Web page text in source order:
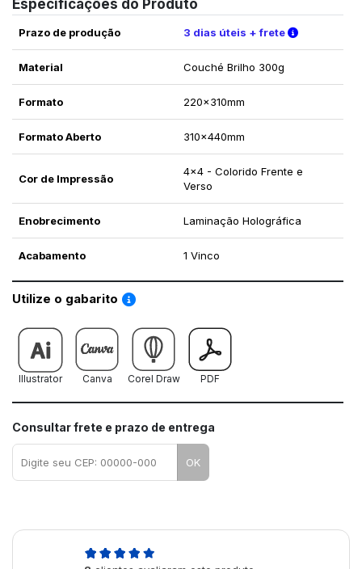
Especificações do Produto
Prazo de produção 3 dias úteis + frete Verifique
Material Couché Brilho 300g
Formato 220x310mm
Formato Aberto 310x440mm
Cor de Impressão
4x4 - Colorido Frente e
Verso
Enobrecimento Laminação Holográfica
Acabamento 1 Vinco
Utilize o gabarito Saiba como utilizar os nossos gabaritos
Illustrator Canva Corel Draw PDF
Consultar frete e prazo de entrega
OK